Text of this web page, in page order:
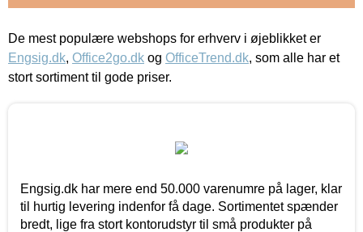
De mest populære webshops for erhverv i øjeblikket er
Engsig.dk, Office2go.dk og OfficeTrend.dk, som alle har et
stort sortiment til gode priser.
Engsig.dk har mere end 50.000 varenumre på lager, klar
til hurtig levering indenfor få dage. Sortimentet spænder
bredt, lige fra stort kontorudstyr til små produkter på